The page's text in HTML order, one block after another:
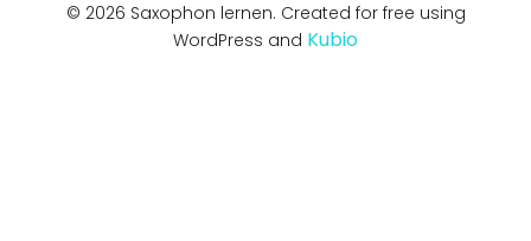
© 2026 Saxophon lernen. Created for free using
WordPress and Kubio